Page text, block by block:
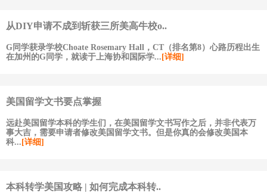
从DIY申请不成到斩获三所美高牛校o..
G同学获录学校Choate Rosemary Hall，CT（排名第8）心路历程出生
在加州的G同学，就读于上海协和国际学... [详细]
美国留学文书要点掌握
远赴美国留学本科的学生们，在美国留学文书写作之后，并非代表万
事大吉，需要申请者修改美国留学文书。但是你真的会修改美国本
科... [详细]
本科转学美国攻略 | 如何完成本科转..